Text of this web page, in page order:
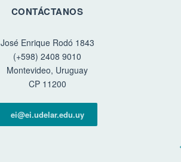
CONTÁCTANOS
José Enrique Rodó 1843
(+598) 2408 9010
Montevideo, Uruguay
CP 11200
ei@ei.udelar.edu.uy